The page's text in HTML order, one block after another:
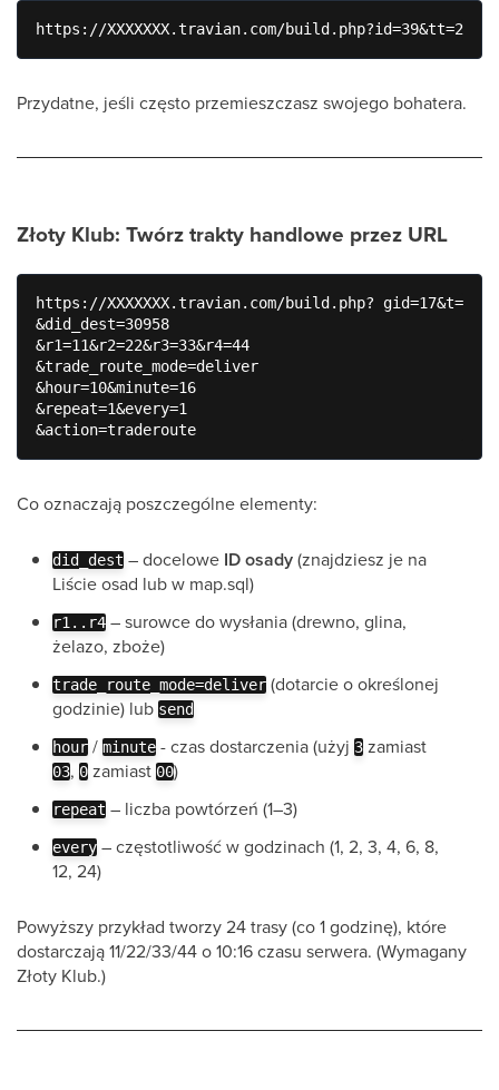
Przydatne, jeśli często przemieszczasz swojego bohatera.
Złoty Klub: Twórz trakty handlowe przez URL
https://XXXXXXX.travian.com/build.php? gid=17&t=3
&did_dest=30958
&r1=11&r2=22&r3=33&r4=44
&trade_route_mode=deliver
&hour=10&minute=16
&repeat=1&every=1
Co oznaczają poszczególne elementy:
did_dest – docelowe ID osady(znajdziesz je na
Liście osad lub w map.sql)
r1..r4 – surowce do wysłania (drewno, glina,
żelazo, zboże)
trade_route_mode=deliver (dotarcie o określonej
godzinie) lub send
hour / minute - czas dostarczenia (użyj 3 zamiast
03, 0 zamiast 00)
repeat – liczba powtórzeń (1–3)
every – częstotliwość w godzinach (1, 2, 3, 4, 6, 8,
12, 24)
Powyższy przykład tworzy 24 trasy (co 1 godzinę), które
dostarczają 11/22/33/44 o 10:16 czasu serwera. (Wymagany
Złoty Klub.)